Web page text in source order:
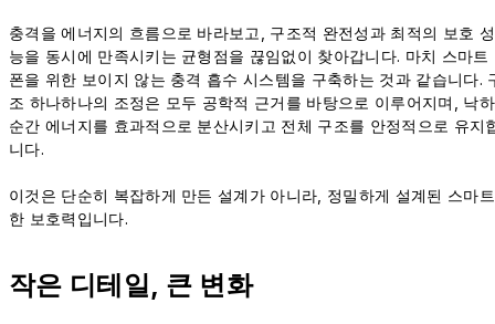
충격을 에너지의 흐름으로 바라보고, 구조적 완전성과 최적의 보호 성
능을 동시에 만족시키는 균형점을 끊임없이 찾아갑니다. 마치 스마트
폰을 위한 보이지 않는 충격 흡수 시스템을 구축하는 것과 같습니다.
조 하나하나의 조정은 모두 공학적 근거를 바탕으로 이루어지며, 낙하
순간 에너지를 효과적으로 분산시키고 전체 구조를 안정적으로 유지
니다.
이것은 단순히 복잡하게 만든 설계가 아니라, 정밀하게 설계된 스마트
한 보호력입니다.
작은 디테일, 큰 변화